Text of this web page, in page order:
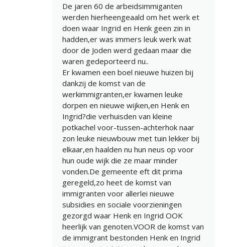
De jaren 60 de arbeidsimmiganten
werden hierheengeaald om het werk et
doen waar Ingrid en Henk geen zin in
hadden,er was immers leuk werk wat
door de Joden werd gedaan maar die
waren gedeporteerd nu..
Er kwamen een boel nieuwe huizen bij
dankzij de komst van de
werkimmigranten,er kwamen leuke
dorpen en nieuwe wijken,en Henk en
Ingrid?die verhuisden van kleine
potkachel voor-tussen-achterhok naar
zon leuke nieuwbouw met tuin lekker bij
elkaar,en haalden nu hun neus op voor
hun oude wijk die ze maar minder
vonden.De gemeente eft dit prima
geregeld,zo heet de komst van
immigranten voor allerlei nieuwe
subsidies en sociale voorzieningen
gezorgd waar Henk en Ingrid OOK
heerlijk van genoten.VOOR de komst van
de immigrant bestonden Henk en Ingrid